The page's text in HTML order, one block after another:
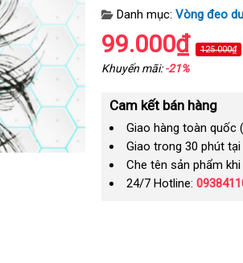
Danh mục: Vòng đeo
99.000₫ 125.000₫
Khuyến mãi:-21%
Cam kết bán hàng
Giao hàng toàn quốc
Giao trong 30 phút tại
Che tên sản phẩm
24/7 Hotline: